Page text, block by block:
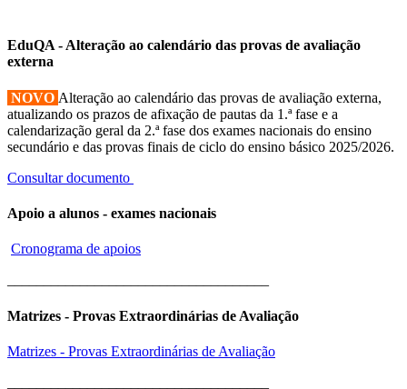
EduQA - Alteração ao calendário das provas de avaliação
externa
NOVO Alteração ao calendário das provas de avaliação externa,
atualizando os prazos de afixação de pautas da 1.ª fase e a
calendarização geral da 2.ª fase dos exames nacionais do ensino
secundário e das provas finais de ciclo do ensino básico 2025/2026.
Consultar documento
Apoio a alunos - exames nacionais
Cronograma de apoios
Matrizes - Provas Extraordinárias de Avaliação
Matrizes - Provas Extraordinárias de Avaliação